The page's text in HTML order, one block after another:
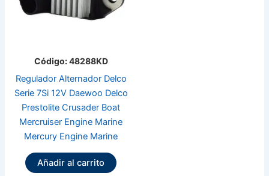
Código: 48288KD
Regulador Alternador Delco
Serie 7Si 12V Daewoo Delco
Prestolite Crusader Boat
Mercruiser Engine Marine
Mercury Engine Marine
Añadir al carrito